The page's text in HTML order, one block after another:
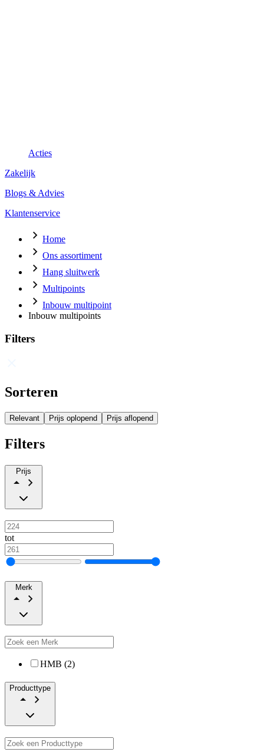
Acties
Zakelijk
Blogs & Advies
Klantenservice
Home
Ons assortiment
Hang sluitwerk
Multipoints
Inbouw multipoint
Inbouw multipoints
Filters
Sorteren
Relevant Prijs oplopend Prijs aflopend
Filters
Prijs
tot
Merk
HMB (2)
Producttype